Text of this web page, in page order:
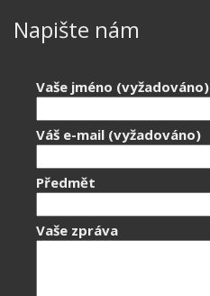
Napište nám
Vaše jméno (vyžadováno)
Váš e-mail (vyžadováno)
Předmět
Vaše zpráva